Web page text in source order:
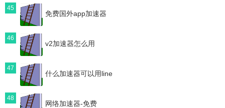
45
免费国外app加速器
46
v2加速器怎么用
47
什么加速器可以用line
48
网络加速器-免费